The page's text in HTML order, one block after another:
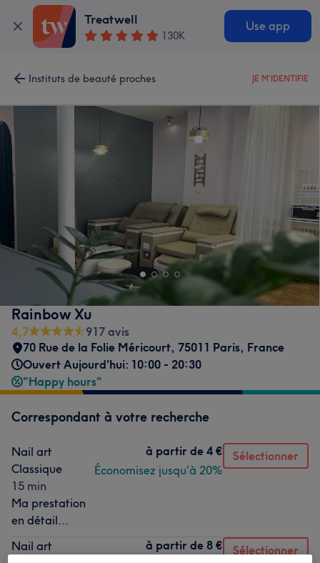
Treatwell
130K
Use app
Instituts de beauté proches JE M'IDENTIFIE
Rainbow Xu
4,7
917 avis
70 Rue de la Folie Méricourt, 75011 Paris, France
Ouvert Aujourd'hui: 10:00 - 20:30
"Happy hours"
Correspondant à votre recherche
Nail art
Classique
15 min
Ma prestation
en détail...
à partir de 4 €
Économisez jusqu'à 20%
Sélectionner
Nail art
à partir de 8 €
Sélectionner